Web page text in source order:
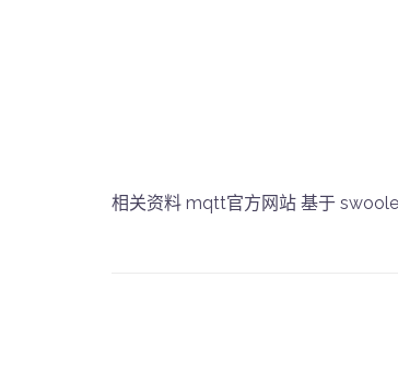
相关资料 mqtt官方网站 基于